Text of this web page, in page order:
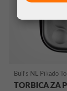
Bull's NL Pikado
TORBICA ZA